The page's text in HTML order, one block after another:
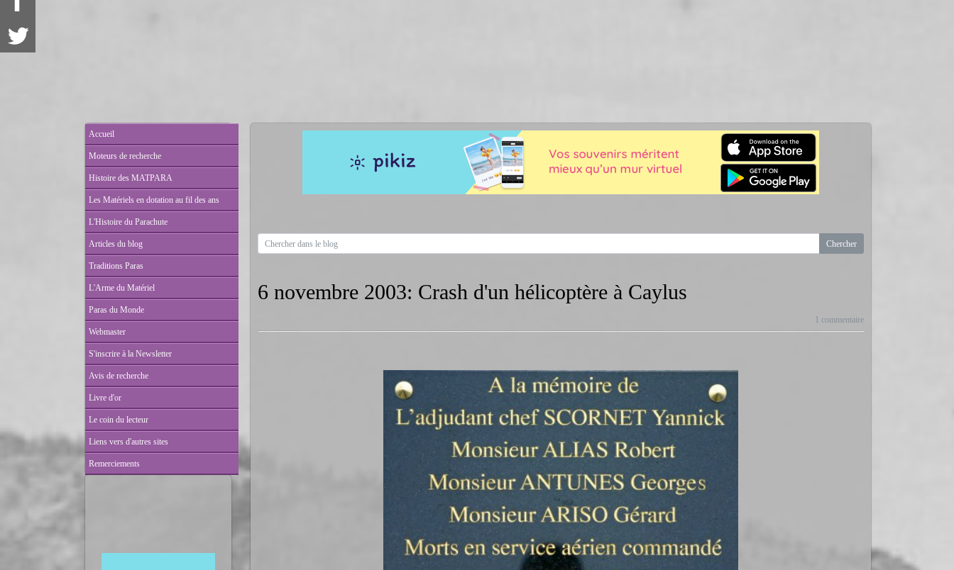
Accueil
Moteurs de recherche
Histoire des MATPARA
Les Matériels en dotation au fil des ans
L'Histoire du Parachute
Articles du blog
Traditions Paras
L'Arme du Matériel
Paras du Monde
Webmaster
S'inscrire à la Newsletter
Avis de recherche
Livre d'or
Le coin du lecteur
Liens vers d'autres sites
Remerciements
6 novembre 2003: Crash d'un hélicoptère à Caylus
1 commentaire